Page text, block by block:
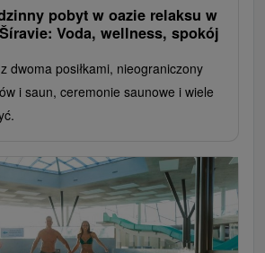
pobyt w oazie relaksu w
Voda, wellness, spokój
dwoma posiłkami, nieograniczony
i saun, ceremonie saunowe i wiele